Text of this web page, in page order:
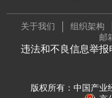
关于我们 组织架构
邮
违法和不良信息举报
版权所有：中国产业